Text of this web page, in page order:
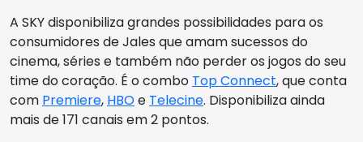
A SKY disponibiliza grandes possibilidades para os
consumidores de Jales que amam sucessos do
cinema, séries e também não perder os jogos do seu
time do coração. É o combo Top Connect, que conta
com Premiere, HBOe Telecine. Disponibiliza ainda
mais de 171 canais em 2 pontos.